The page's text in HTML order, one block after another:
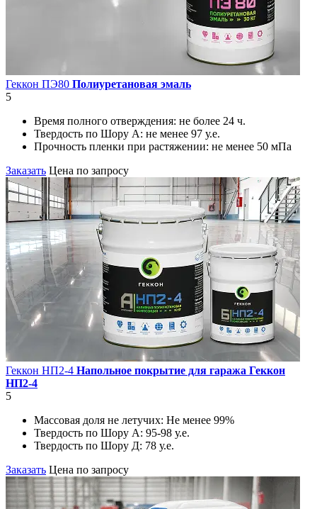
Геккон ПЭ80 Полиуретановая эмаль
5
Время полного отверждения: не более 24 ч.
Твердость по Шору А: не менее 97 у.е.
Прочность пленки при растяжении: не менее 50 мПа
Заказать Цена по запросу
Геккон НП2-4 Напольное покрытие для гаража Геккон
НП2-4
5
Массовая доля не летучих: Не менее 99%
Твердость по Шору А: 95-98 у.е.
Твердость по Шору Д: 78 у.е.
Заказать Цена по запросу